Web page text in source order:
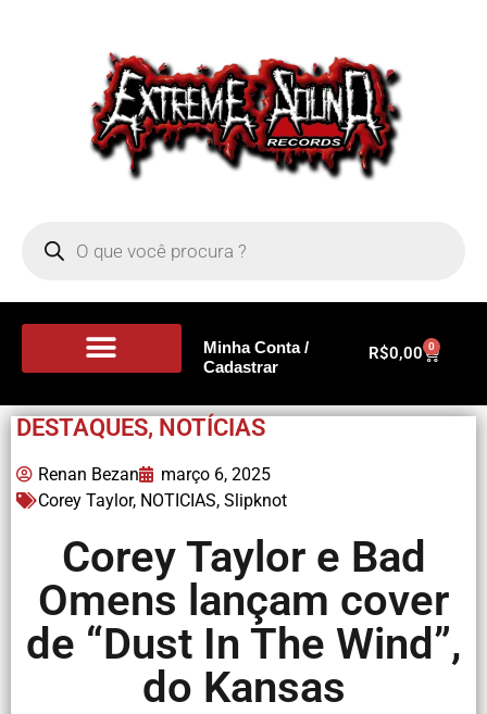
Minha Conta /
Cadastrar
R$0,00 0
DESTAQUES, NOTÍCIAS
Renan Bezan
março 6, 2025
Corey Taylor, NOTICIAS, Slipknot
Corey Taylor e Bad
Omens lançam cover
de “Dust In The Wind”,
do Kansas